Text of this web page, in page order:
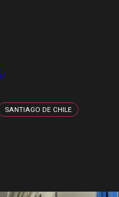
SANTIAGO DE CHILE